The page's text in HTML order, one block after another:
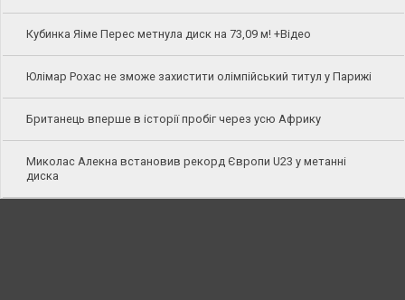
Кубинка Яіме Перес метнула диск на 73,09 м! +Відео
Юлімар Рохас не зможе захистити олімпійський титул у Парижі
Британець вперше в історії пробіг через усю Африку
Миколас Алекна встановив рекорд Європи U23 у метанні
диска